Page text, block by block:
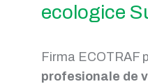
ecologice
Firma ECOTRAF
profesionale de